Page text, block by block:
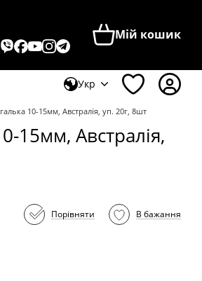
Мій кошик
Укр
10-15мм, Австралія, уп. 20г, 8шт
15мм, Австралія,
Порівняти В бажання